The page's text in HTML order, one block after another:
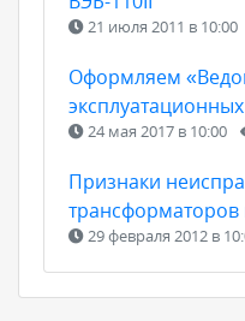
21 июля 2011 в 10:00
Оформляем
24 мая 2017 в 10:00
Признаки
трансформаторов
29 февраля 2012 в